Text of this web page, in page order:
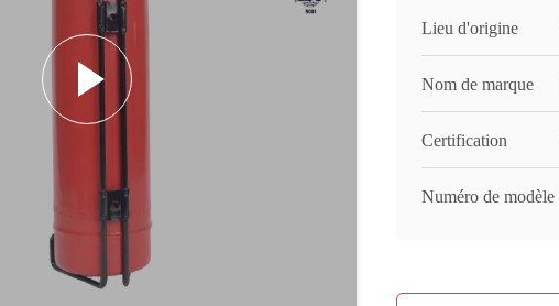
Lieu d'origine
Nom de marque
Certification
Numéro de modèle